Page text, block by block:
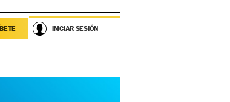
INICIAR SESIÓN